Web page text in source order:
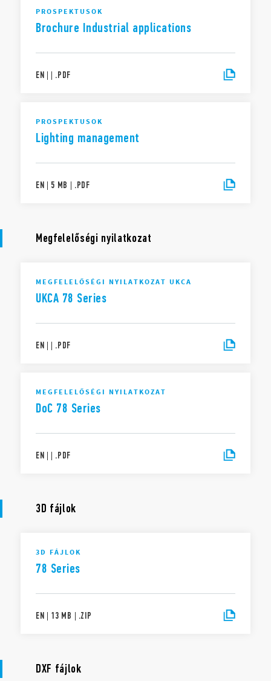
PROSPEKTUSOK
Brochure Industrial applications
EN | | .PDF
PROSPEKTUSOK
Lighting management
EN | 5 MB | .PDF
Megfelelőségi nyilatkozat
MEGFELELŐSÉGI NYILATKOZAT UKCA
UKCA 78 Series
EN | | .PDF
MEGFELELŐSÉGI NYILATKOZAT
DoC 78 Series
EN | | .PDF
3D fájlok
3D FÁJLOK
78 Series
EN | 13 MB | .ZIP
DXF fájlok